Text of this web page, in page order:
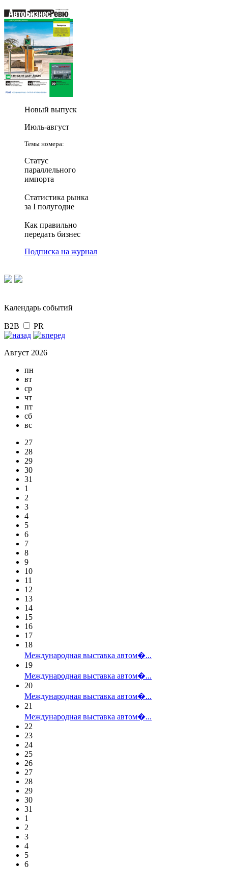
Новый выпуск
Июль-август
Темы номера:
Статус
параллельного
импорта
Статистика рынка
за I полугодие
Как правильно
передать бизнес
Подписка на журнал
Календарь событий
B2B PR
Август 2026
пн
вт
ср
чт
пт
сб
вс
27
28
29
30
31
1
2
3
4
5
6
7
8
9
10
11
12
13
14
15
16
17
18
Международная выставка автом�...
19
Международная выставка автом�...
20
Международная выставка автом�...
21
Международная выставка автом�...
22
23
24
25
26
27
28
29
30
31
1
2
3
4
5
6